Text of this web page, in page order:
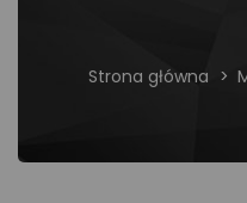
Strona główna